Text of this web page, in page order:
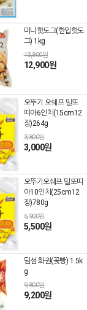
미니핫도그(한입핫도
그) 1kg
13,800원
12,900원
오뚜기 오쉐프 밀또
띠아6인치(15cm12
장)264g
3,800원
3,000원
오뚜기오쉐프 밀또띠
아10인치(25cm12
장)780g
5,900원
5,500원
딤섬 화권(꽃빵) 1.5k
g
9,800원
9,200원